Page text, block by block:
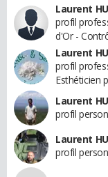
Laurent
profil
d'Or -
Laurent
profil
Esthéticien
Laurent
profil
Laurent
profil